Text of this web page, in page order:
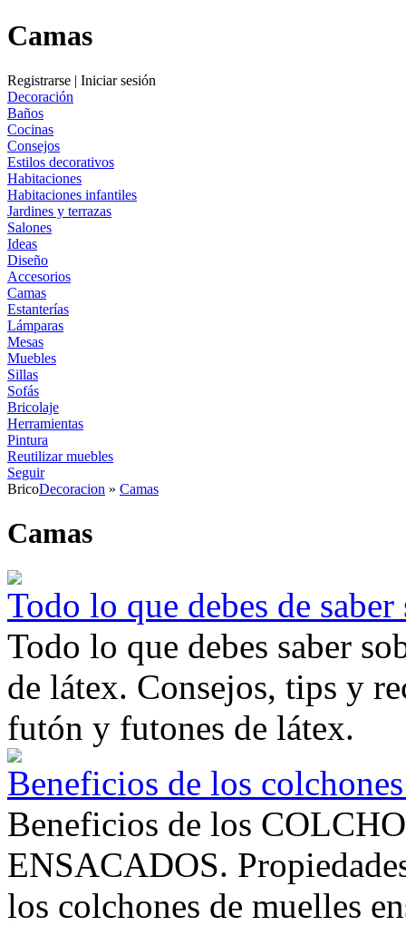
Camas
Registrarse | Iniciar sesión
Decoración
Baños
Cocinas
Consejos
Estilos decorativos
Habitaciones
Habitaciones infantiles
Jardines y terrazas
Salones
Ideas
Diseño
Accesorios
Camas
Estanterías
Lámparas
Mesas
Muebles
Sillas
Sofás
Bricolaje
Herramientas
Pintura
Reutilizar muebles
Seguir
BricoDecoracion » Camas
Camas
Todo lo que debes de
Todo lo que debes saber
de látex. Consejos, tips y
futón y futones de látex.
Beneficios de los
Beneficios de los
ENSACADOS.
los colchones de muelles